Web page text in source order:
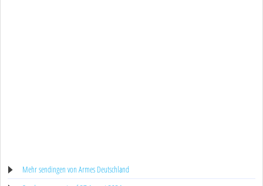
Mehr sendingen von Armes Deutschland